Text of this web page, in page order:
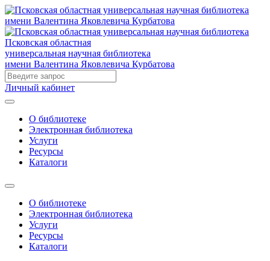
Псковская областная
универсальная научная библиотека
имени Валентина Яковлевича Курбатова
Личный кабинет
О библиотеке
Электронная библиотека
Услуги
Ресурсы
Каталоги
О библиотеке
Электронная библиотека
Услуги
Ресурсы
Каталоги